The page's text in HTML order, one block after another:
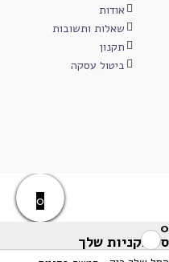
אודות
שאלות ותשובות
תקנון
ביטול עסקה
0
0
סל הקניות שלך